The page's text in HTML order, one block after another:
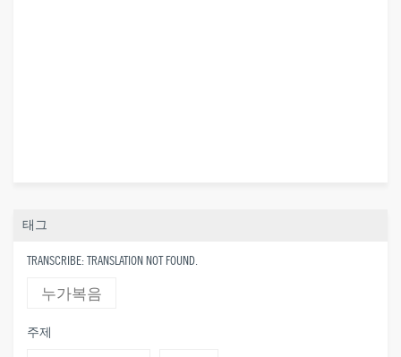
태그
TRANSCRIBE: TRANSLATION NOT FOUND.
누가복음
주제